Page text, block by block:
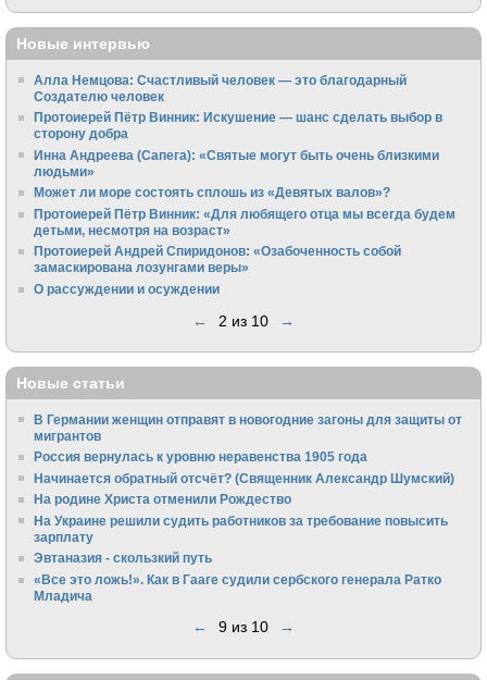
Новые интервью
Алла Немцова: Счастливый человек — это благодарный
Создателю человек
Протоиерей Пётр Винник: Искушение — шанс сделать выбор в
сторону добра
Инна Андреева (Сапега): «Святые могут быть очень близкими
людьми»
Может ли море состоять сплошь из «Девятых валов»?
Протоиерей Пётр Винник: «Для любящего отца мы всегда будем
детьми, несмотря на возраст»
Протоиерей Андрей Спиридонов: «Озабоченность собой
замаскирована лозунгами веры»
О рассуждении и осуждении
← 2 из 10 →
Новые статьи
В Германии женщин отправят в новогодние загоны для защиты от
мигрантов
Россия вернулась к уровню неравенства 1905 года
Начинается обратный отсчёт? (Священник Александр Шумский)
На родине Христа отменили Рождество
На Украине решили судить работников за требование повысить
зарплату
Эвтаназия - скользкий путь
«Все это ложь!». Как в Гааге судили сербского генерала Ратко
Младича
← 9 из 10 →